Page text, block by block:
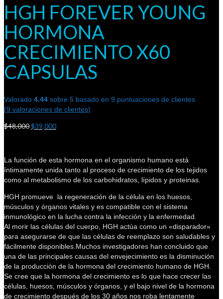
HGH FOREVER YOUNG
HORMONA
CRECIMIENTO X60
CAPSULAS
Valorado 4.44 sobre 5 basado en 9 puntuaciones de clientes
(9 valoraciones de clientes)
$48,000$39,000
La función de esta hormona en el organismo humano está
íntimamente unida tanto al proceso de crecimiento de los tejidos
como al metabolismo de los carbohidratos, lípidos y proteinas.
HGH promueve la regeneración de la célula en los huesos,
músculos y órganos vitales y es compatible con el sistema
inmunológico en la lucha contra la infección y la enfermedad.
Al morir las células del cuerpo, HGH actúa como un «disparador»
para asegurarse de que las células de reemplazo son saludables y
fácilmente disponibles.Muchos investigadores han concluido que
una de las principales causas del envejecimiento es la disminución
de la producción de la hormona del crecimiento humano de HGH.
Se cree que la hormona del crecimiento es lo que hace crecer las
células, huesos, músculos y órganos, y el bajo nivel de la hormona
de crecimiento después de los 30 años nos roba lentamente